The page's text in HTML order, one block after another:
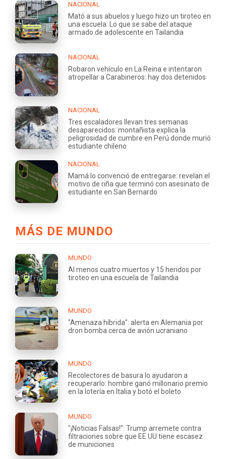
NACIONAL
Mató a sus abuelos y luego hizo un tiroteo en
una escuela: Lo que se sabe del ataque
armado de adolescente en Tailandia
NACIONAL
Robaron vehículo en La Reina e intentaron
atropellar a Carabineros: hay dos detenidos
NACIONAL
Tres escaladores llevan tres semanas
desaparecidos: montañista explica la
peligrosidad de cumbre en Perú donde murió
estudiante chileno
NACIONAL
Mamá lo convenció de entregarse: revelan el
motivo de riña que terminó con asesinato de
estudiante en San Bernardo
MÁS DE MUNDO
MUNDO
Al menos cuatro muertos y 15 heridos por
tiroteo en una escuela de Tailandia
MUNDO
"Amenaza híbrida": alerta en Alemania por
dron bomba cerca de avión ucraniano
MUNDO
Recolectores de basura lo ayudaron a
recuperarlo: hombre ganó millonario premio
en la lotería en Italia y botó el boleto
MUNDO
"¡Noticias Falsas!": Trump arremete contra
filtraciones sobre que EE.UU tiene escasez
de municiones